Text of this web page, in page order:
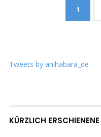
1
Tweets by anihabara_de
KÜRZLICH